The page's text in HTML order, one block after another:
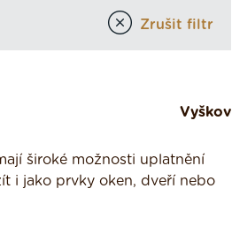
Zrušit filtr
Vyškov
široké možnosti uplatnění
i jako prvky oken, dveří nebo